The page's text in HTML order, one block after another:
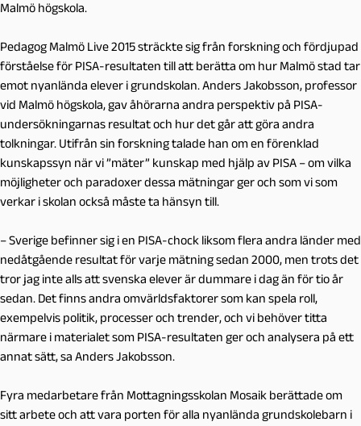
Malmö högskola.
Pedagog Malmö Live 2015 sträckte sig från forskning och fördjupad
förståelse för PISA-resultaten till att berätta om hur Malmö stad tar
emot nyanlända elever i grundskolan. Anders Jakobsson, professor
vid Malmö högskola, gav åhörarna andra perspektiv på PISA-
undersökningarnas resultat och hur det går att göra andra
tolkningar. Utifrån sin forskning talade han om en förenklad
kunskapssyn när vi ”mäter” kunskap med hjälp av PISA – om vilka
möjligheter och paradoxer dessa mätningar ger och som vi som
verkar i skolan också måste ta hänsyn till.
– Sverige befinner sig i en PISA-chock liksom flera andra länder med
nedåtgående resultat för varje mätning sedan 2000, men trots det
tror jag inte alls att svenska elever är dummare i dag än för tio år
sedan. Det finns andra omvärldsfaktorer som kan spela roll,
exempelvis politik, processer och trender, och vi behöver titta
närmare i materialet som PISA-resultaten ger och analysera på ett
annat sätt, sa Anders Jakobsson.
Fyra medarbetare från Mottagningsskolan Mosaik berättade om
sitt arbete och att vara porten för alla nyanlända grundskolebarn i